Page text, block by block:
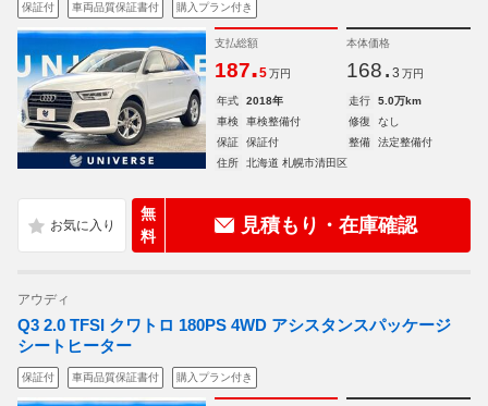
保証付 車両品質保証書付 購入プラン付き
支払総額
187.5 万円
本体価格
168. 3 万円
年式 2018年 走行
5.0万km
車検
車検整備付 修復
なし
保証
保証付 整備
法定整備付
住所
北海道 札幌市清田区
無
料
見積もり・在庫確認
アウディ
Q3 2.0 TFSI クワトロ 180PS 4WD アシスタンスパッケージ
シートヒーター
保証付 車両品質保証書付 購入プラン付き